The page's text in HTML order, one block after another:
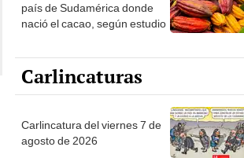
país de Sudamérica donde
nació el cacao, según estudio
Carlincaturas
Carlincatura del viernes 7 de
agosto de 2026